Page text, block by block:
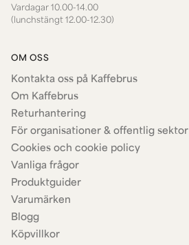
Vardagar 10.00-14.00
(lunchstängt 12.00-12.30)
OM OSS
Kontakta oss på Kaffebrus
Om Kaffebrus
Returhantering
För organisationer & offentlig sektor
Cookies och cookie policy
Vanliga frågor
Produktguider
Varumärken
Blogg
Köpvillkor